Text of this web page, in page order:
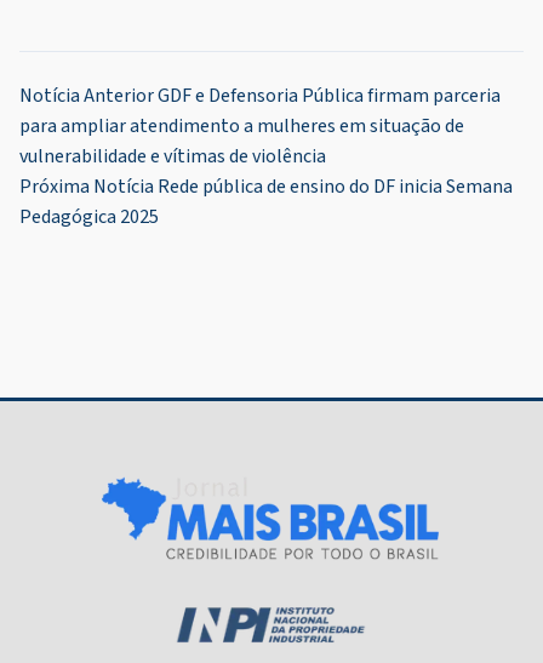
Navegação
de
Post
Notícia AnteriorGDF e Defensoria Pública firmam parceria
para ampliar atendimento a mulheres em situação de
vulnerabilidade e vítimas de violência
Próxima Notícia Rede pública de ensino do DF inicia Semana
Pedagógica 2025